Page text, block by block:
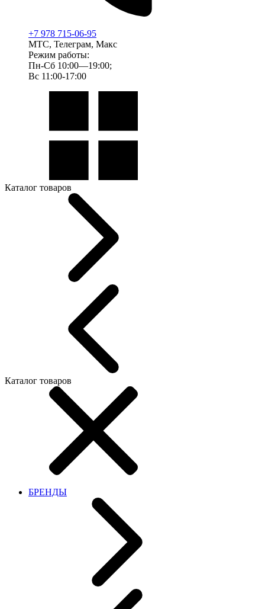
+7 978 715-06-95
МТС, Телеграм, Макс
Режим работы:
Пн-Сб 10:00—19:00;
Вс 11:00-17:00
Каталог товаров
Каталог товаров
БРЕНДЫ